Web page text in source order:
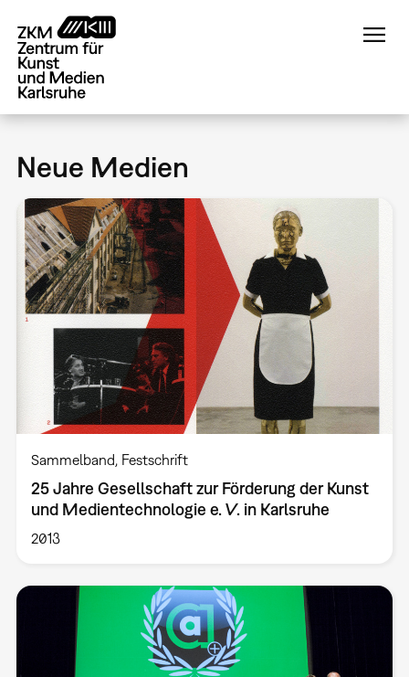
zum
Inhalt
Neue Medien
Sammelband Festschrift
25 Jahre Gesellschaft zur Förderung der Kunst
und Medientechnologie e. V. in Karlsruhe
2013